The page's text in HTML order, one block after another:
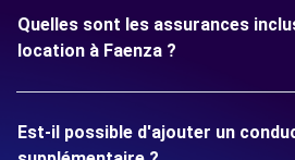
Quelles sont les assurances
location à Faenza ?
Est-il possible d'ajouter un